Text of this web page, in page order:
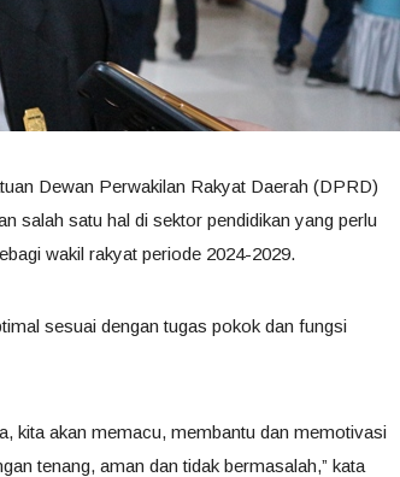
Dewan Perwakilan Rakyat Daerah (DPRD)
salah satu hal di sektor pendidikan yang perlu
wakil rakyat periode 2024-2029.
sesuai dengan tugas pokok dan fungsi
kita akan memacu, membantu dan memotivasi
tenang, aman dan tidak bermasalah,” kata